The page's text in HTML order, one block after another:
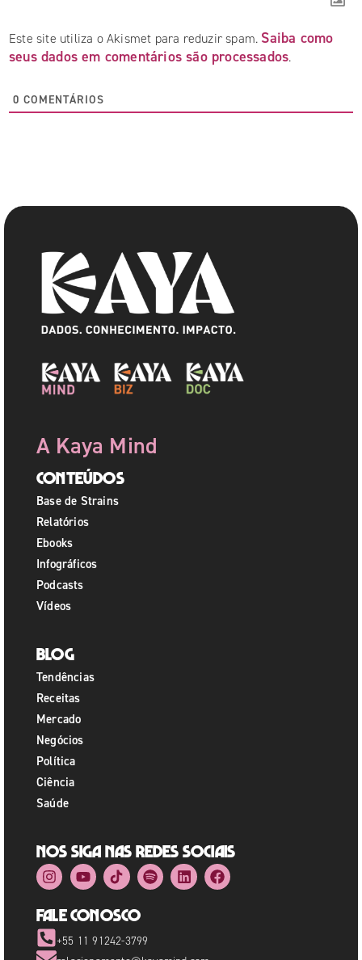
Este site utiliza o Akismet para reduzir spam. Saiba como
seus dados em comentários são processados.
0 COMENTÁRIOS
A Kaya Mind
Conteúdos
Base de Strains
Relatórios
Ebooks
Infográficos
Podcasts
Vídeos
Blog
Tendências
Receitas
Mercado
Negócios
Política
Ciência
Saúde
Nos siga nas redes sociais
Fale Conosco
+55 11 91242-3799